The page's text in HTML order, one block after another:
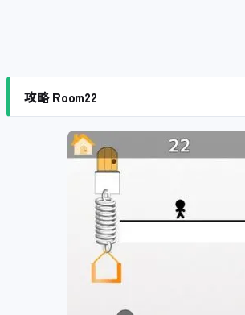
攻略 Room22